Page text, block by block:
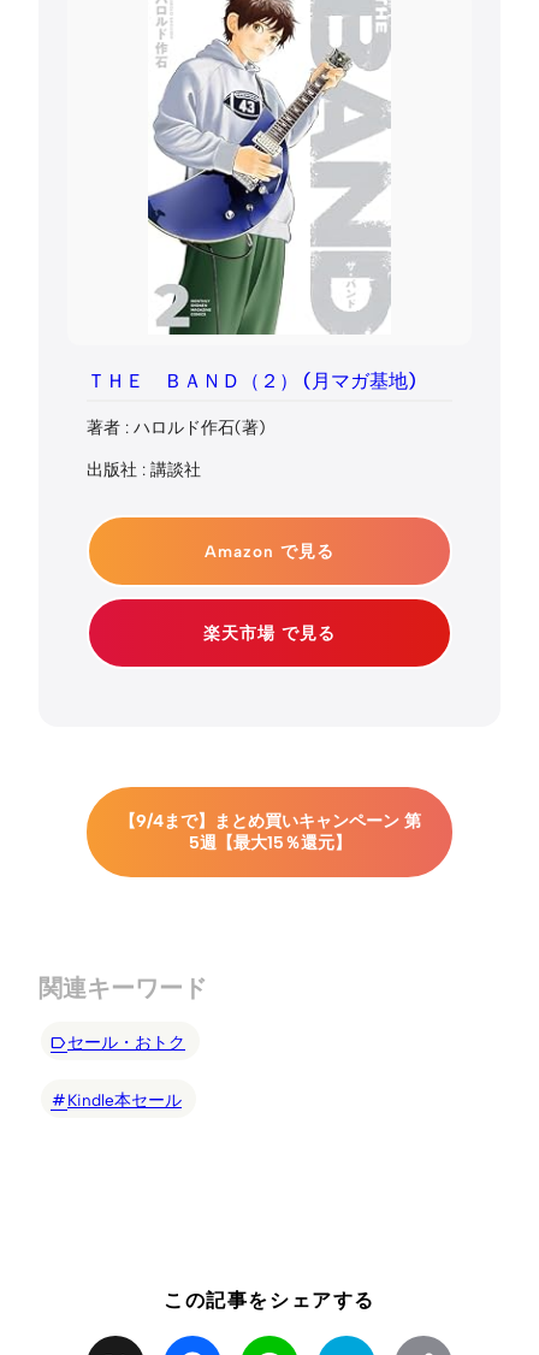
ＴＨＥ ＢＡＮＤ（２） (月マガ基地)
著者 : ハロルド作石(著)
出版社 : 講談社
Amazon で見る
楽天市場 で見る
【9/4まで】まとめ買いキャンペーン 第
5週【最大15％還元】
関連キーワード
セール・おトク
Kindle本セール
この記事をシェアする